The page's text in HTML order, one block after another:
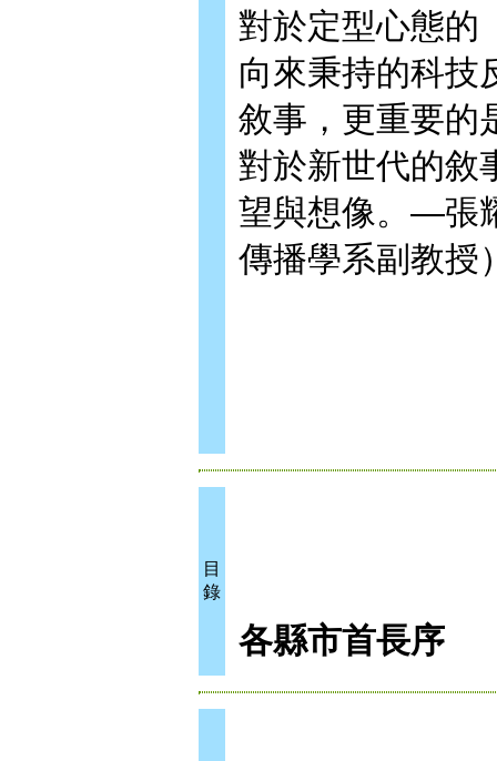
對於定型心態的
向來秉持的科技
敘事，更重要的
對於新世代的敘
望與想像。—張
傳播學系副教授
目
錄
各縣市首長序